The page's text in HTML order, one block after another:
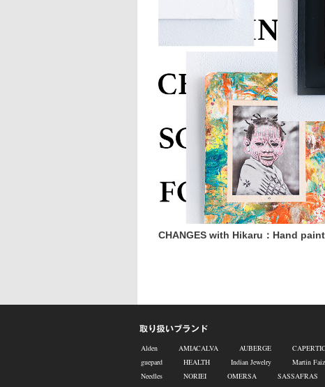
CHANGES with Hikaru：Hand
Alden AMIACALVA AUBERGE
guepard
HEALTH Indian Jewelry Martin
Needles
NORIEI OMERSA SASSAFRAS